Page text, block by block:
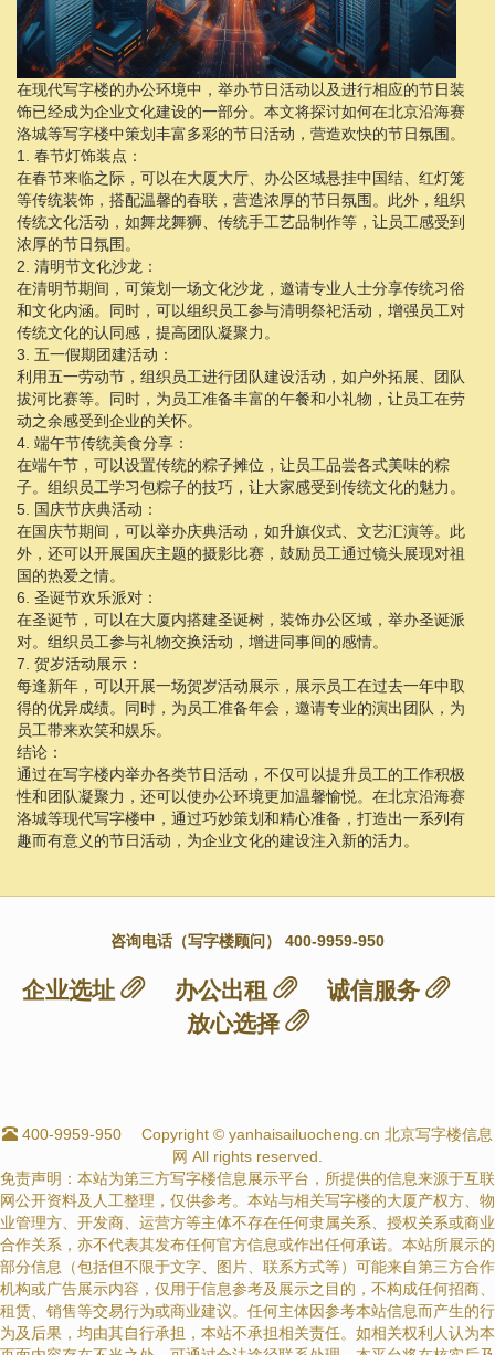
在现代写字楼的办公环境中，举办节日活动以及进行相应的节日装
饰已经成为企业文化建设的一部分。本文将探讨如何在北京沿海赛
洛城等写字楼中策划丰富多彩的节日活动，营造欢快的节日氛围。
1. 春节灯饰装点：
在春节来临之际，可以在大厦大厅、办公区域悬挂中国结、红灯笼
等传统装饰，搭配温馨的春联，营造浓厚的节日氛围。此外，组织
传统文化活动，如舞龙舞狮、传统手工艺品制作等，让员工感受到
浓厚的节日氛围。
2. 清明节文化沙龙：
在清明节期间，可策划一场文化沙龙，邀请专业人士分享传统习俗
和文化内涵。同时，可以组织员工参与清明祭祀活动，增强员工对
传统文化的认同感，提高团队凝聚力。
3. 五一假期团建活动：
利用五一劳动节，组织员工进行团队建设活动，如户外拓展、团队
拔河比赛等。同时，为员工准备丰富的午餐和小礼物，让员工在劳
动之余感受到企业的关怀。
4. 端午节传统美食分享：
在端午节，可以设置传统的粽子摊位，让员工品尝各式美味的粽
子。组织员工学习包粽子的技巧，让大家感受到传统文化的魅力。
5. 国庆节庆典活动：
在国庆节期间，可以举办庆典活动，如升旗仪式、文艺汇演等。此
外，还可以开展国庆主题的摄影比赛，鼓励员工通过镜头展现对祖
国的热爱之情。
6. 圣诞节欢乐派对：
在圣诞节，可以在大厦内搭建圣诞树，装饰办公区域，举办圣诞派
对。组织员工参与礼物交换活动，增进同事间的感情。
7. 贺岁活动展示：
每逢新年，可以开展一场贺岁活动展示，展示员工在过去一年中取
得的优异成绩。同时，为员工准备年会，邀请专业的演出团队，为
员工带来欢笑和娱乐。
结论：
通过在写字楼内举办各类节日活动，不仅可以提升员工的工作积极
性和团队凝聚力，还可以使办公环境更加温馨愉悦。在北京沿海赛
洛城等现代写字楼中，通过巧妙策划和精心准备，打造出一系列有
趣而有意义的节日活动，为企业文化的建设注入新的活力。
咨询电话（写字楼顾问） 400-9959-950
企业选址 办公出租
诚信服务
放心选择
400-9959-950
Copyright © yanhaisailuocheng.cn 北京写字楼信息
网 All rights reserved.
免责声明：本站为第三方写字楼信息展示平台，所提供的信息来源于互联
网公开资料及人工整理，仅供参考。本站与相关写字楼的大厦产权方、物
业管理方、开发商、运营方等主体不存在任何隶属关系、授权关系或商业
合作关系，亦不代表其发布任何官方信息或作出任何承诺。本站所展示的
部分信息（包括但不限于文字、图片、联系方式等）可能来自第三方合作
机构或广告展示内容，仅用于信息参考及展示之目的，不构成任何招商、
租赁、销售等交易行为或商业建议。任何主体因参考本站信息而产生的行
为及后果，均由其自行承担，本站不承担相关责任。如相关权利人认为本